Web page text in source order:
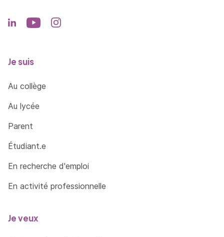
Je suis
Au collège
Au lycée
Parent
Étudiant.e
En recherche d'emploi
En activité professionnelle
Je veux